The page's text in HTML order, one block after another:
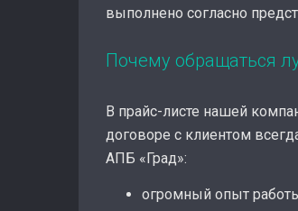
выполнено согласно
Почему обращаться
В прайс-листе нашей
договоре с клиентом
АПБ «Град»:
огромный опыт